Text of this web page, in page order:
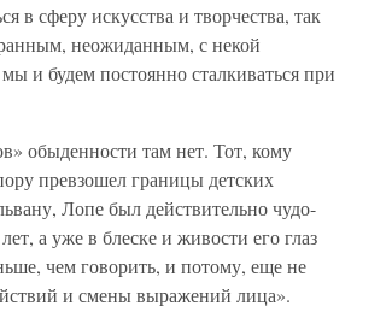
в сферу искусства и творчества, так
неожиданным, с некой
и будем постоянно сталкиваться при
обыденности там нет. Тот, кому
превзошел границы детских
Лопе был действительно чудо-
а уже в блеске и живости его глаз
чем говорить, и потому, еще не
и смены выражений лица».